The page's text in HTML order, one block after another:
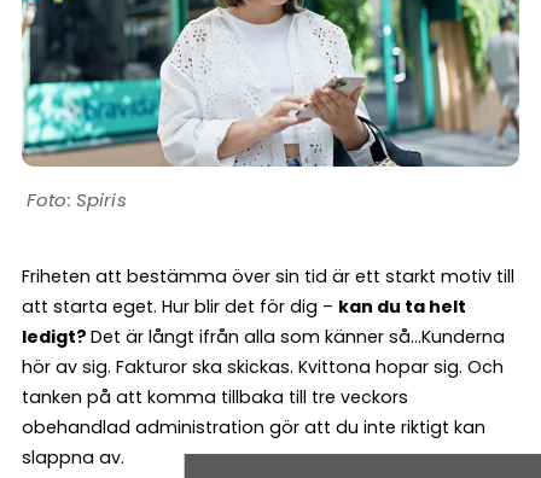
Spiris
Friheten att bestämma över sin tid är ett starkt motiv till
att starta eget. Hur blir det för dig – kan du ta helt
ledigt? Det är långt ifrån alla som känner så…Kunderna
hör av sig. Fakturor ska skickas. Kvittona hopar sig. Och
tanken på att komma tillbaka till tre veckors
obehandlad administration gör att du inte riktigt kan
slappna av.